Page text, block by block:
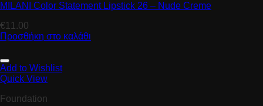
MILANI Color Statement Lipstick 26 – Nude Creme
€11.00
Προσθήκη στο καλάθι
Add to Wishlist
Quick View
Foundation